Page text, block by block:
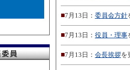
■7月13日： 委員会方針
■7月13日： 役員・理事
■7月13日： 会長挨拶を